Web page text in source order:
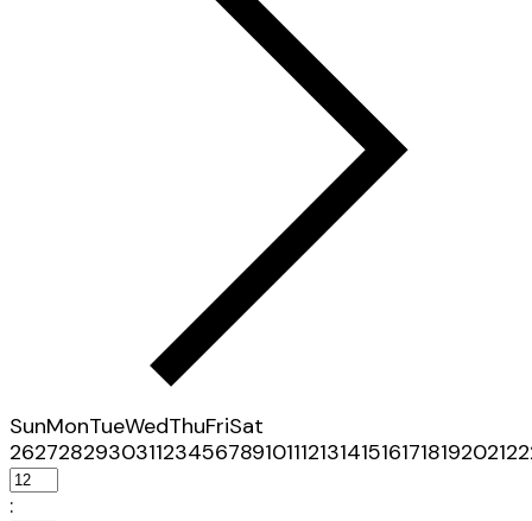
SunMonTueWedThuFriSat
26272829303112345678910111213141516171819202122
: